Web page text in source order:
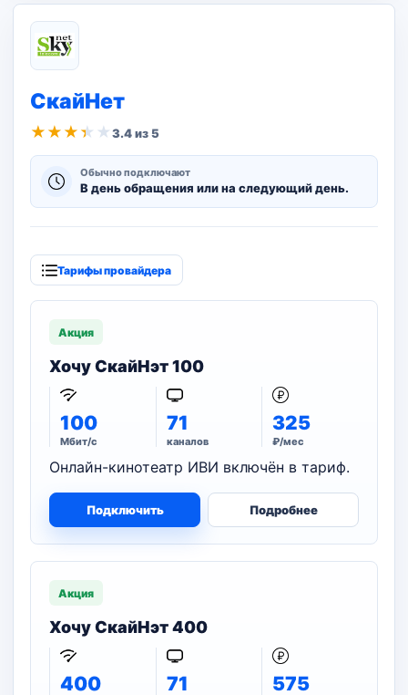
СкайНет
★ ★ ★ ★ ★3.4 из 5
Обычно подключают
В день обращения или на следующий день.
Тарифы провайдера
Акция
Хочу СкайНэт 100
100
Мбит/с
71
каналов
325
₽/мес
Онлайн-кинотеатр ИВИ включён в тариф.
Подключить Подробнее
Акция
Хочу СкайНэт 400
400 71 575